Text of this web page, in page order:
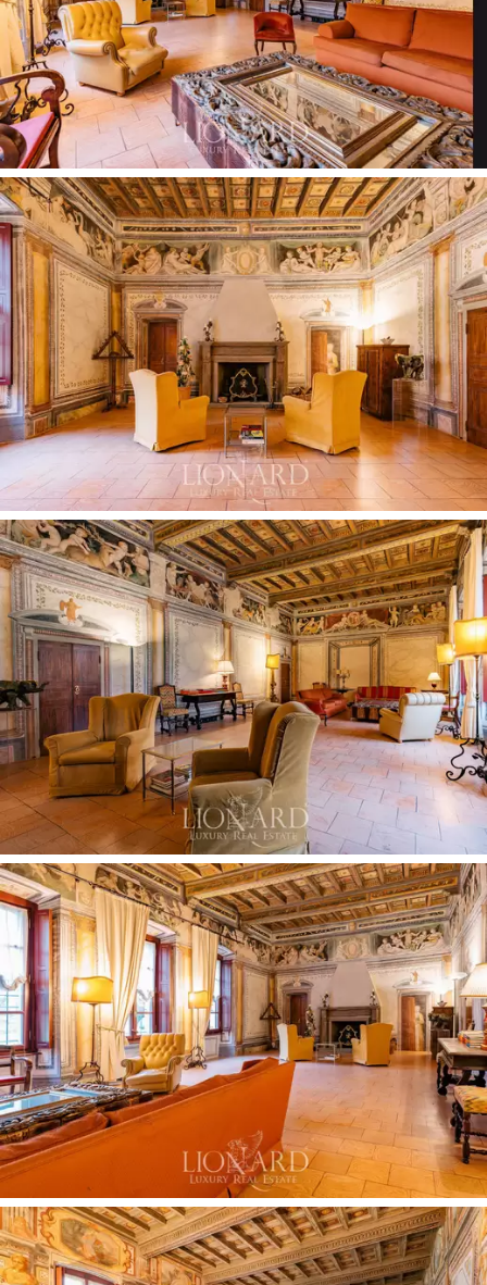
Un magnifique escalier à fresques du XVe siècle mène
au premier étage, qui comprend une grande salle avec
de splendides fresques et une cheminée. Cet étage
comprend également six chambres et six salles de
bains.
Le deuxième étage mansardé, récemment rénové,
comprend quatre autres salons, huit chambres et cinq
salles de bains. Le design moderne et sophistiqué crée
un jeu de contrastes harmonieux avec les étages
inférieurs, qui se caractérisent par un style plus
classique, conforme au goût des propriétés historiques
les plus prestigieuses, dans lequel prédomine l'élément
pictural des frères Giovanni, Stefano et Giuseppe
Montalto, artistes réputés du XVIIe siècle.
Deux allées permettant le stationnement de plusieurs
voitures et un grand garage complètent cette luxueuse
propriété à vendre dans la banlieue de Milan.